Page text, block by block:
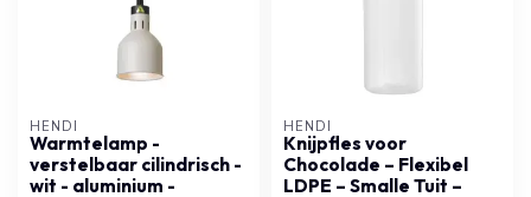
HENDI
Warmtelamp -
verstelbaar cilindrisch -
wit - aluminium -
HENDI
Knijpfles voor
Chocolade – Flexibel
LDPE – Smalle Tuit –